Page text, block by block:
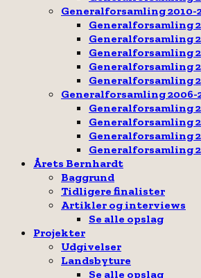
Generalforsamling 2010-
Generalforsamling
Generalforsamling
Generalforsamling
Generalforsamling
Generalforsamling
Generalforsamling 2006-
Generalforsamling
Generalforsamling
Generalforsamling
Generalforsamling
Årets Bernhardt
Baggrund
Tidligere finalister
Artikler og interviews
Se alle opslag
Projekter
Udgivelser
Landsbyture
Se alle opslag